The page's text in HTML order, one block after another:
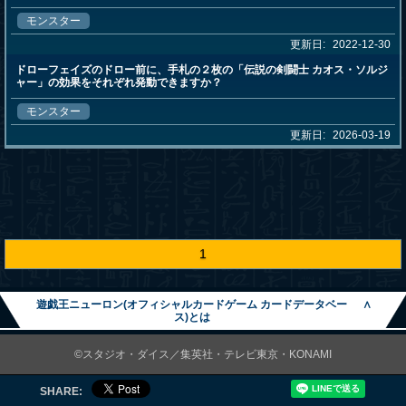
モンスター
更新日: 2022-12-30
ドローフェイズのドロー前に、手札の２枚の「伝説の剣闘士 カオス・ソルジ
ャー」の効果をそれぞれ発動できますか？
モンスター
更新日: 2026-03-19
1
遊戯王ニューロン(オフィシャルカードゲーム カードデータベー
ス)とは
∧
©スタジオ・ダイス／集英社・テレビ東京・KONAMI
SHARE: